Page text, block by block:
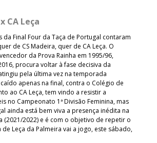
CA Leça
da Final Four da Taça de Portugal contaram
de CS Madeira, quer de CA Leça. O
da Prova Rainha em 1995/96,
procura voltar à fase decisiva da
pela última vez na temporada
apenas na final, contra o Colégio de
ao CA Leça, tem vindo a resistir a
no Campeonato 1ª Divisão Feminina, mas
ainda está bem viva a presença inédita na
(2021/2022) e é com o objetivo de repetir o
Leça da Palmeira vai a jogo, este sábado,